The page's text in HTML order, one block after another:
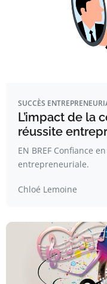
SUCCÈS
L’impact de la
réussite
EN BREF Confiance
entrepreneuriale.
Chloé Lemoine